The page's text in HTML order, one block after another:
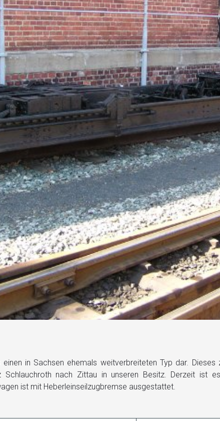
in Sachsen ehemals weitverbreiteten Typ dar.
Schlauchroth nach Zittau in unseren Besitz. Derzeit ist
ist mit Heberleinseilzugbremse ausgestattet.